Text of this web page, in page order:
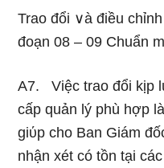
Trao đổi ∨à điều
đoạn 08 – 09 Chuẩn
A7. Việc trao đổi kịp
cấp quản lý phù hợp
giύp cho Ban Giám
nhận xét có tồn tại